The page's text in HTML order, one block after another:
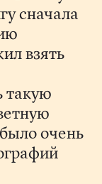
сначала
взять
такую
очень